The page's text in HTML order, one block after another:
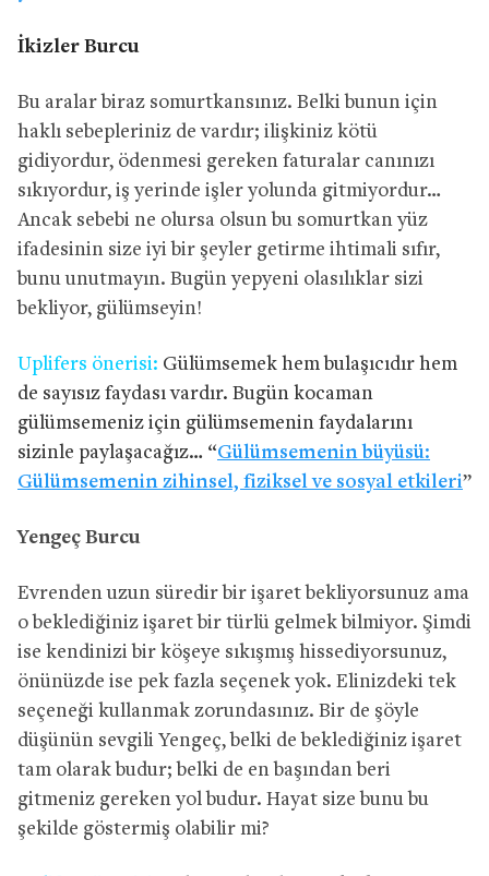
İkizler Burcu
Bu aralar biraz somurtkansınız. Belki bunun için
haklı sebepleriniz de vardır; ilişkiniz kötü
gidiyordur, ödenmesi gereken faturalar canınızı
sıkıyordur, iş yerinde işler yolunda gitmiyordur…
Ancak sebebi ne olursa olsun bu somurtkan yüz
ifadesinin size iyi bir şeyler getirme ihtimali sıfır,
bunu unutmayın. Bugün yepyeni olasılıklar sizi
bekliyor, gülümseyin!
Uplifers önerisi: Gülümsemek hem bulaşıcıdır hem
de sayısız faydası vardır. Bugün kocaman
gülümsemeniz için gülümsemenin faydalarını
sizinle paylaşacağız… “Gülümsemenin büyüsü:
Gülümsemenin zihinsel, fiziksel ve sosyal etkileri”
Yengeç Burcu
Evrenden uzun süredir bir işaret bekliyorsunuz ama
o beklediğiniz işaret bir türlü gelmek bilmiyor. Şimdi
ise kendinizi bir köşeye sıkışmış hissediyorsunuz,
önünüzde ise pek fazla seçenek yok. Elinizdeki tek
seçeneği kullanmak zorundasınız. Bir de şöyle
düşünün sevgili Yengeç, belki de beklediğiniz işaret
tam olarak budur; belki de en başından beri
gitmeniz gereken yol budur. Hayat size bunu bu
şekilde göstermiş olabilir mi?